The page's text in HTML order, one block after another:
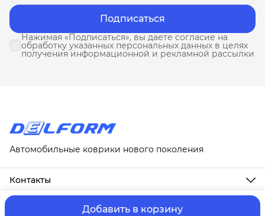
Добавить в корзину
Подписаться
Нажимая «Подписаться», вы даете согласие на
обработку указанных персональных данных в целях
получения информационной и рекламной рассылки
Автомобильные коврики нового поколения
Контакты
Адрес
г. Москва, ул. Новослободская, д. 20, 1А
ⓒ ИП Третьякова Т.А.Оплата и Доставка